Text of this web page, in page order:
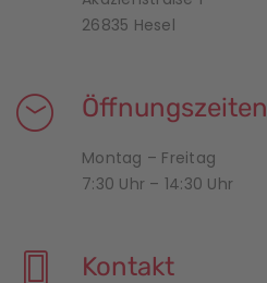
26835 Hesel
Öffnungszeiten
Montag – Freitag
7:30 Uhr – 14:30 Uhr
Kontakt